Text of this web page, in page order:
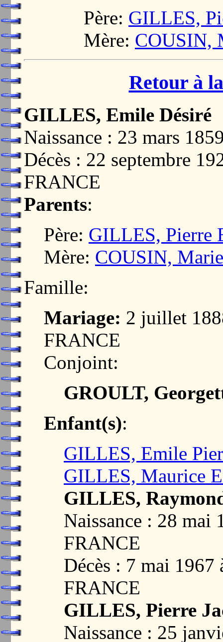
Père: GILLES,
Mère: COUSIN,
Retour à
GILLES, Emile Désiré
Naissance : 23 mars
Décès : 22 septembre
FRANCE
Parents:
Père: GILLES, Pierre
Mère: COUSIN,
Famille:
Mariage: 2 juillet
FRANCE
Conjoint:
GROULT,
Enfant(s):
GILLES, Emile
GILLES, Maurice
GILLES,
Naissance : 28
FRANCE
Décès : 7 mai
FRANCE
GILLES, Pierre
Naissance : 25